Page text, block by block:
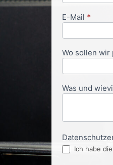
E-Mail *
Wo sollen wir
Was und
Ich habe